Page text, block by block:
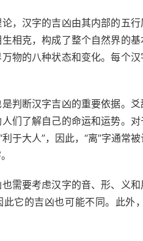
，汉字的吉凶由其内部的五
相克，构成了整个自然界的
物的八种状态和变化。每个
判断汉字吉凶的重要依据。
们了解自己的命运和运势。
于大人”，因此，“离”字通常
需要考虑汉字的音、形、义
此它的吉凶也可能不同。此